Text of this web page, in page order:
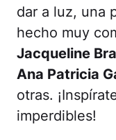
dar a luz, una
hecho muy
Jacqueline
Ana Patricia
otras.
imperdibles!